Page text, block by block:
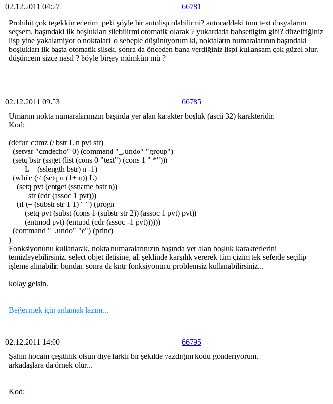
02.12.2011 04:27 66781
Prohibit çok teşekkür ederim. peki şöyle bir autolisp olabilirmi? autocaddeki tüm text dosyalarını
seçsem. başındaki ilk boşlukları silebilirmi otomatik olarak ? yukardada bahsettigim gibi? düzelttiğiniz
lisp yine yakalamiyor o noktalari. o sebeple düşünüyorum ki, noktaların numaralarının başındaki
boşlukları ilk başta otomatik silsek. sonra da önceden bana verdiğiniz lispi kullansam çok güzel olur.
düşüncem sizce nasıl ? böyle birşey mümkün mü ?
02.12.2011 09:53 66785
Umarım nokta numaralarınızın başında yer alan karakter boşluk (ascii 32) karakteridir.
Kod:
(defun c:tmz (/ bstr L n pvt str)
(setvar "cmdecho" 0) (command "_.undo" "group")
(setq bstr (ssget (list (cons 0 "text") (cons 1 " *")))
L (sslength bstr) n -1)
(while (< (setq n (1+ n)) L)
(setq pvt (entget (ssname bstr n))
str (cdr (assoc 1 pvt)))
(if (= (substr str 1 1) " ") (progn
(setq pvt (subst (cons 1 (substr str 2)) (assoc 1 pvt) pvt))
(entmod pvt) (entupd (cdr (assoc -1 pvt))))))
(command "_.undo" "e") (princ)
)
Fonksiyonunu kullanarak, nokta numaralarınızın başında yer alan boşluk karakterlerini
temizleyebilirsiniz. select objet iletisine, all şeklinde karşılık vererek tüm çizim tek seferde seçilip
işleme alınabilir. bundan sonra da kntr fonksiyonunu problemsiz kullanabilirsiniz...
kolay gelsin.
Beğenmek için anlamak lazım...
02.12.2011 14:00 66795
Şahin hocam çeşitlilik olsun diye farklı bir şekilde yazdığım kodu gönderiyorum.
arkadaşlara da örnek olur...
Kod: